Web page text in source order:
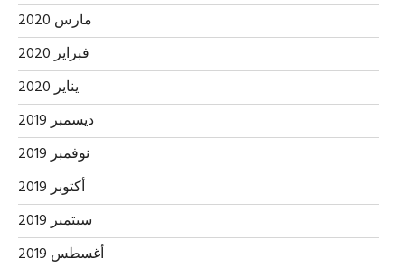
مارس 2020
فبراير 2020
يناير 2020
ديسمبر 2019
نوفمبر 2019
أكتوبر 2019
سبتمبر 2019
أغسطس 2019